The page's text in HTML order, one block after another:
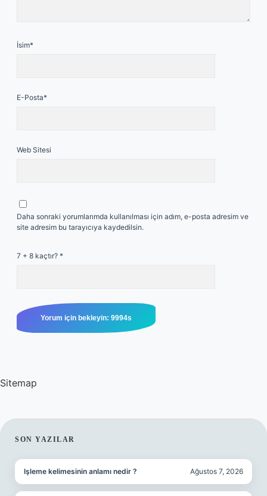
İsim*
E-Posta*
Web Sitesi
Daha sonraki yorumlarımda kullanılması için adım, e-posta adresim ve
site adresim bu tarayıcıya kaydedilsin.
7 + 8 kaçtır? *
Sitemap
SIDEBAR
SON YAZILAR
Işleme kelimesinin anlamı nedir ? Ağustos 7, 2026